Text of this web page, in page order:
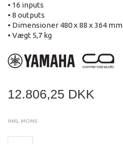
• 16 inputs
• 8 outputs
• Dimensioner 480 x 88 x 364 mm
• Vægt 5,7 kg
12.806,25 DKK
INKL. MOMS